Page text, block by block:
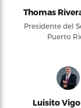
Thomas
Presidente del
Puerto
Luisito